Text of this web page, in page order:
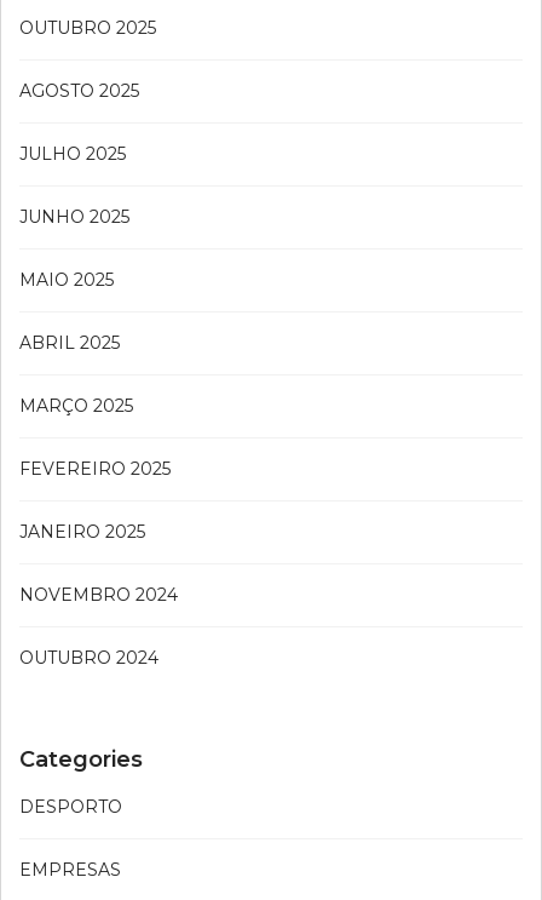
OUTUBRO 2025
AGOSTO 2025
JULHO 2025
JUNHO 2025
MAIO 2025
ABRIL 2025
MARÇO 2025
FEVEREIRO 2025
JANEIRO 2025
NOVEMBRO 2024
OUTUBRO 2024
Categories
DESPORTO
EMPRESAS